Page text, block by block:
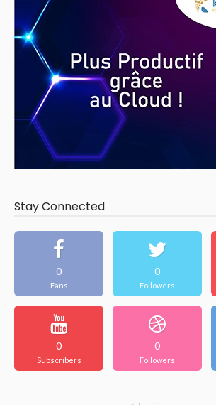
Stay Connected
0
Fans
0
Followers
0
Subscribers
0
Followers